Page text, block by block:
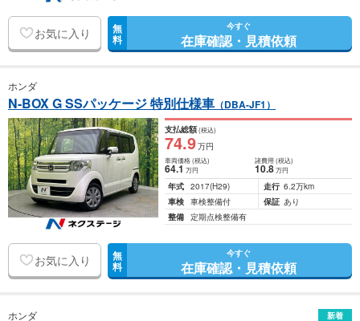
お気に入り 無
料
今すぐ
在庫確認・見積依頼
ホンダ
N-BOX G SSパッケージ 特別仕様車 （DBA-JF1）
支払総額(税込)
74.9万円
車両価格(税込)
64.1万円
諸費用 (税込)
10.8 万円
年式 2017(H29) 走行 6.2万km
車検 車検整備付 保証 あり
整備 定期点検整備有
お気に入り 無
料
今すぐ
在庫確認・見積依頼
ホンダ 新着